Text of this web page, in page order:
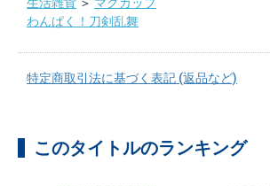
わんぱく！刀剣乱舞
特定商取引法に基づく表記 (返品など)
このタイトルのランキング